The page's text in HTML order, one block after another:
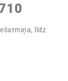
līdz